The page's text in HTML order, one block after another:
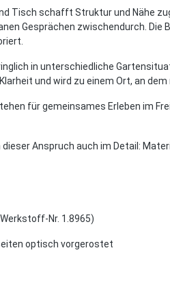
Tisch schafft Struktur und Nähe
Gesprächen zwischendurch.
in unterschiedliche
und wird zu einem Ort, an
für gemeinsames Erleben im
Anspruch auch im Detail:
Nr. 1.8965)
optisch vorgerostet